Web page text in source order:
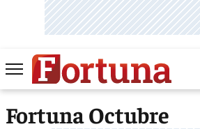
Fortuna Octubre